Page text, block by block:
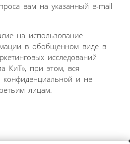
вам на указанный e-mail
на использование
в обобщенном виде в
исследований
КиТ», при этом, вся
конфиденциальной и не
лицам.